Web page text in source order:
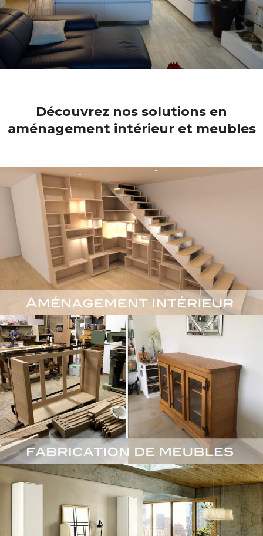
Découvrez nos solutions en
aménagement intérieur et meubles